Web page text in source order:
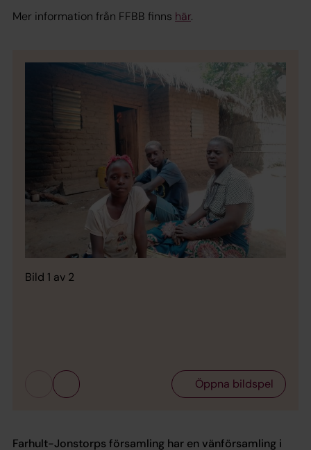
Mer information från FFBB finns här.
Bild 1 av 2
Öppna bildspel
Farhult-Jonstorps församling har en vänförsamling i